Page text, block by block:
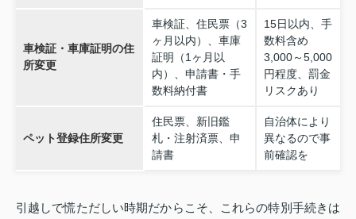
車検証・車庫証明の住
所変更
車検証、住民票（3
ヶ月以内）、車庫
証明（1ヶ月以
内）、申請書・手
数料納付書
15日以内、手
数料含め
3,000～5,000
円程度、罰金
リスクあり
ペット登録住所変更
住民票、新旧鑑
札・注射済票、申
請書
自治体により
異なるので事
前確認を
引越しで慌ただしい時期だからこそ、これらの特別手続きは